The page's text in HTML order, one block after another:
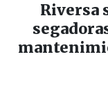
Riversa